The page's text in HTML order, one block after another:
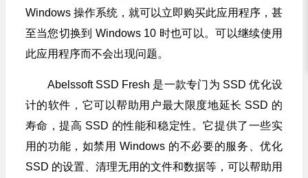
Windows 操作系统，就可以立即购买此应用程序，甚
至当您切换到 Windows 10 时也可以。可以继续使用
此应用程序而不会出现问题。
Abelssoft SSD Fresh 是一款专门为 SSD 优化设
计的软件，它可以帮助用户最大限度地延长 SSD 的
寿命，提高 SSD 的性能和稳定性。它提供了一些实
用的功能，如禁用 Windows 的不必要的服务、优化
SSD 的设置、清理无用的文件和数据等，可以帮助用